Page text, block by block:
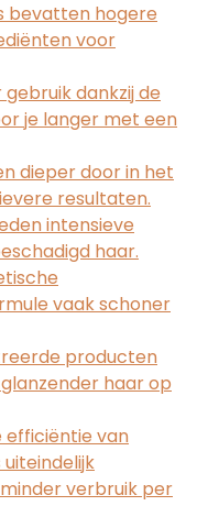
bevatten hogere
voor
dankzij de
je langer met een
dieper door in het
resultaten.
intensieve
haar.
vaak schoner
producten
haar op
efficiëntie van
verbruik per